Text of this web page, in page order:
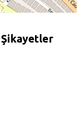
Şikayetler